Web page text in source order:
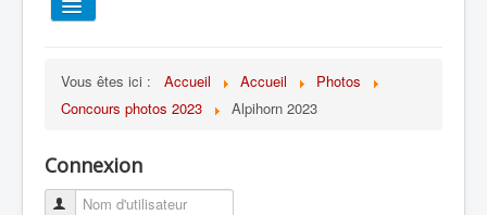
TOUT SUR LE GUMS
ESCALADE
Vous êtes ici : Accueil Accueil
Photos
Concours photos 2023
Alpihorn 2023
Connexion